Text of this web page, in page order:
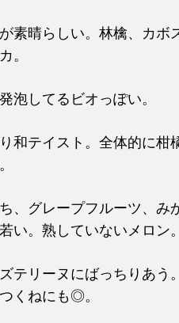
素晴らしい。林檎、カボ
。
泡してるビオっぽい。
和テイスト。全体的に柑
、グレープフルーツ、み
い。熟していないメロン。
テリーヌにばっちりあう
くねにも◎。